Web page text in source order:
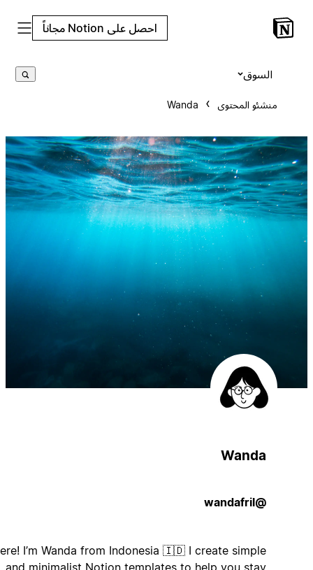
احصل على Notion مجاناً
منشئو المحتوى Wanda
Wanda
Hi there! I’m Wanda from Indonesia 🇮🇩 I create simple
and minimalist Notion templates to help you stay